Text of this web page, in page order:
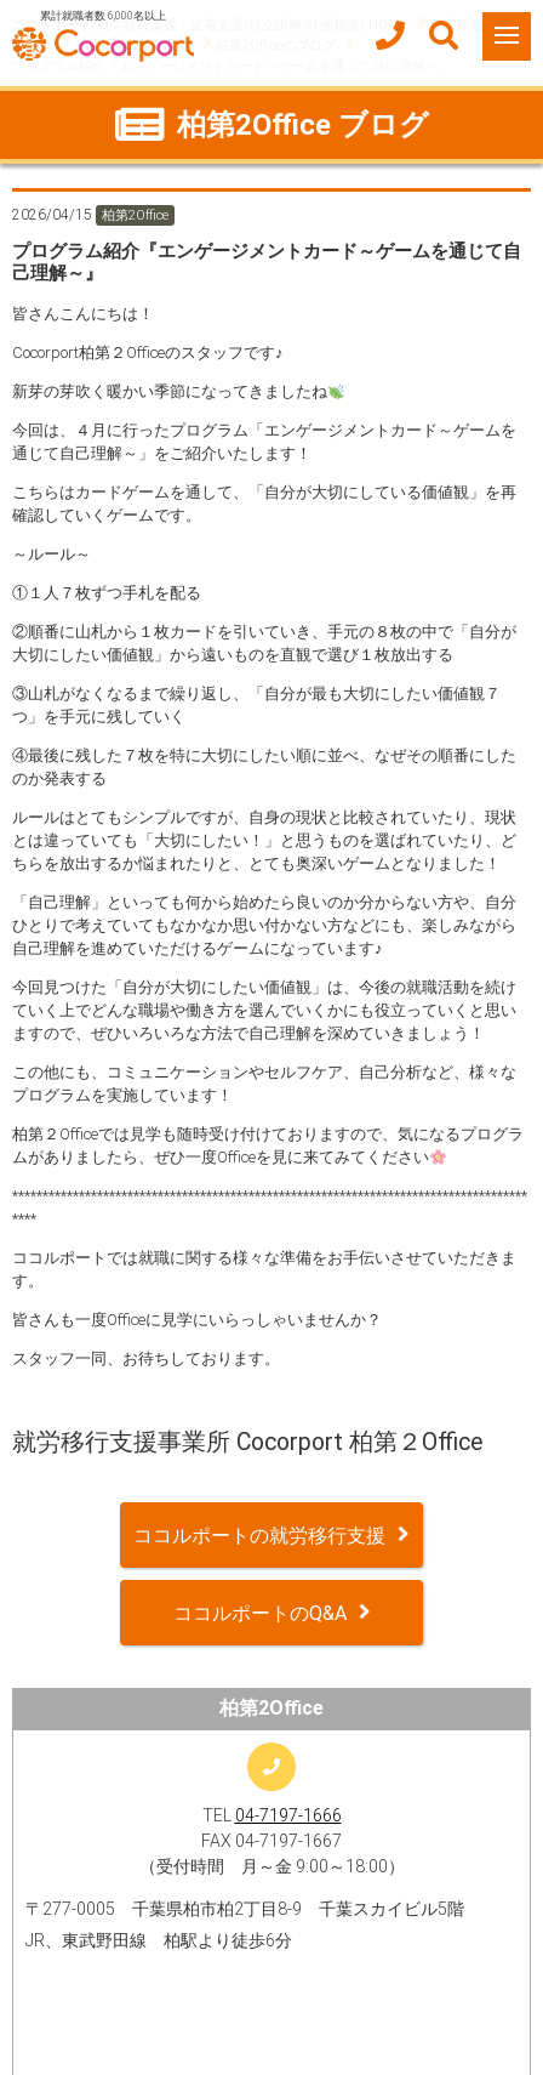
累計就職者数 6,000名以上
ココルポート(就労移行支援・定着支援/自立訓練/計画相談) HOME
事業所紹介
千葉県
柏市 柏第2Office
プログラム紹介『エンゲージメントカード～ゲームを通じて自己理解～』
柏第2Office ブログ
2026/04/15 柏第2Office
プログラム紹介『エンゲージメントカード～ゲームを通じて自
己理解～』
皆さんこんにちは！
Cocorport柏第２Officeのスタッフです♪
新芽の芽吹く暖かい季節になってきましたね
今回は、４月に行ったプログラム「エンゲージメントカード～ゲームを
通じて自己理解～」をご紹介いたします！
こちらはカードゲームを通して、「自分が大切にしている価値観」を再
確認していくゲームです。
～ルール～
①１人７枚ずつ手札を配る
②順番に山札から１枚カードを引いていき、手元の８枚の中で「自分が
大切にしたい価値観」から遠いものを直観で選び１枚放出する
③山札がなくなるまで繰り返し、「自分が最も大切にしたい価値観７
つ」を手元に残していく
④最後に残した７枚を特に大切にしたい順に並べ、なぜその順番にした
のか発表する
ルールはとてもシンプルですが、自身の現状と比較されていたり、現状
とは違っていても「大切にしたい！」と思うものを選ばれていたり、ど
ちらを放出するか悩まれたりと、とても奥深いゲームとなりました！
「自己理解」といっても何から始めたら良いのか分からない方や、自分
ひとりで考えていてもなかなか思い付かない方などにも、楽しみながら
自己理解を進めていただけるゲームになっています♪
今回見つけた「自分が大切にしたい価値観」は、今後の就職活動を続け
ていく上でどんな職場や働き方を選んでいくかにも役立っていくと思い
ますので、ぜひいろいろな方法で自己理解を深めていきましょう！
この他にも、コミュニケーションやセルフケア、自己分析など、様々な
プログラムを実施しています！
柏第２Officeでは見学も随時受け付けておりますので、気になるプログラ
ムがありましたら、ぜひ一度Officeを見に来てみてください
*************************************************************************************
****
ココルポートでは就職に関する様々な準備をお手伝いさせていただきま
す。
皆さんも一度Officeに見学にいらっしゃいませんか？
スタッフ一同、お待ちしております。
就労移行支援事業所 Cocorport 柏第２Office
ココルポートの就労移行支援
ココルポートのQ&A
柏第2Office
TEL 04-7197-1666
FAX 04-7197-1667
（受付時間 月～金 9:00～18:00）
〒277-0005 千葉県柏市柏2丁目8-9 千葉スカイビル5階
JR、東武野田線 柏駅より徒歩6分